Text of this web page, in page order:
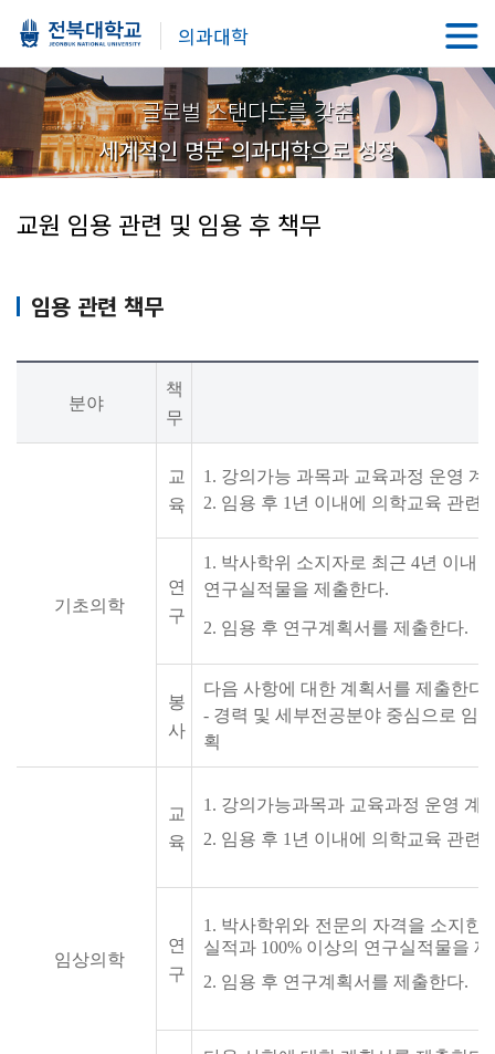
의과대학
글로벌 스탠다드를 갖춘
세계적인 명문 의과대학으로 성장
교원 임용 관련 및 임용 후 책무
임용 관련 책무
분야
책
무
기초의학
교
육
1. 강의가능 과목과 교육과정 운영
2. 임용 후 1년 이내에 의학교육 관련
연
구
1. 박사학위 소지자로 최근 4년 이내
연구실적물을 제출한다.
2. 임용 후 연구계획서를 제출한다.
봉
사
다음 사항에 대한 계획서를 제출한다.
- 경력 및 세부전공분야 중심으로 임
획
임상의학
교
육
1. 강의가능과목과 교육과정 운영 계
2. 임용 후 1 년 이내에 의학교육 관련
연
구
1. 박사학위와 전문의 자격을 소지한
실적과 100% 이상의 연구실적물을
2. 임용 후 연구계획서를 제출한다.